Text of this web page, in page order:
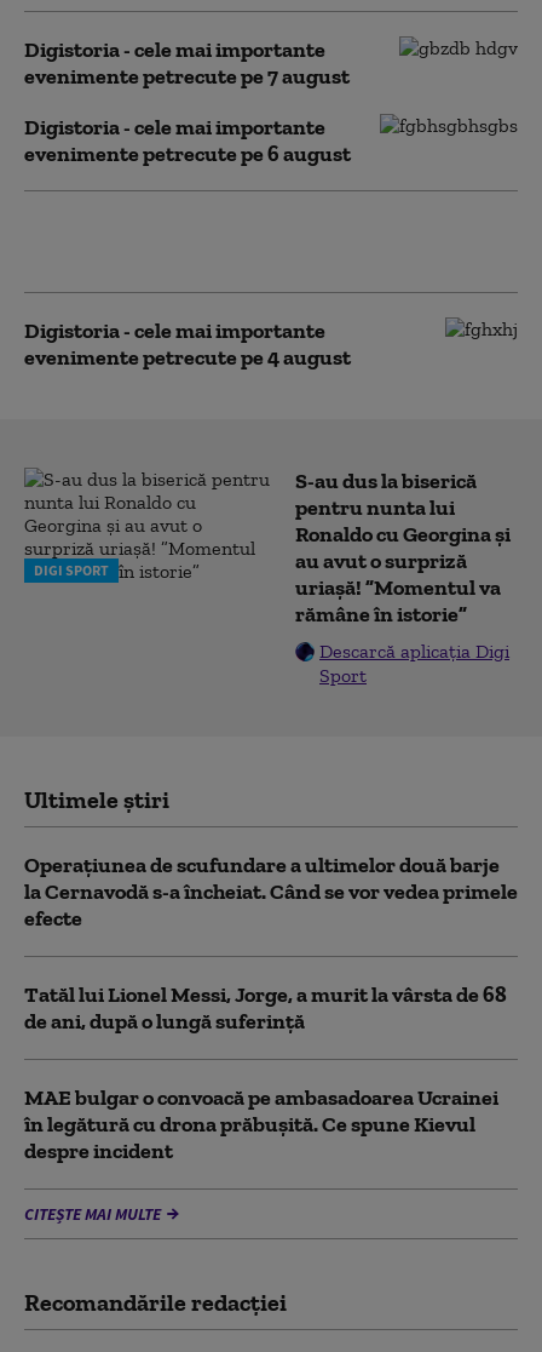
Digistoria - cele mai importante
evenimente petrecute pe 7 august
Digistoria - cele mai importante
evenimente petrecute pe 6 august
Digistoria - cele mai importante
evenimente petrecute pe 4 august
DIGI SPORT
S-au dus la biserică
pentru nunta lui
Ronaldo cu Georgina și
au avut o surpriză
uriașă! ”Momentul va
rămâne în istorie”
Descarcă aplicația Digi
Sport
Ultimele știri
Operațiunea de scufundare a ultimelor două barje
la Cernavodă s-a încheiat. Când se vor vedea primele
efecte
Tatăl lui Lionel Messi, Jorge, a murit la vârsta de 68
de ani, după o lungă suferință
MAE bulgar o convoacă pe ambasadoarea Ucrainei
în legătură cu drona prăbuşită. Ce spune Kievul
despre incident
CITEȘTE MAI MULTE
Recomandările redacţiei